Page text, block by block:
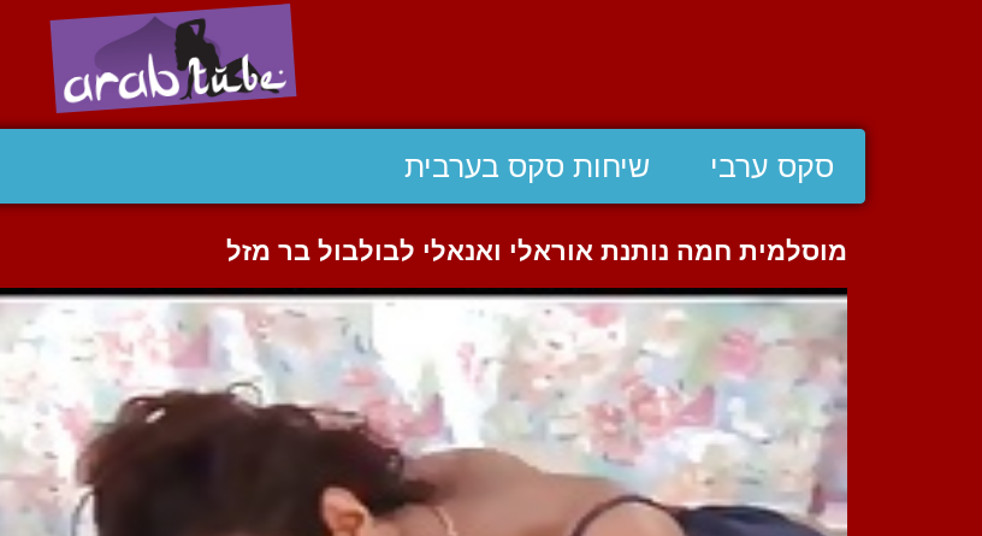
סקס ערבי שיחות סקס בערבית
מוסלמית חמה נותנת אוראלי ואנאלי לבולבול בר מזל